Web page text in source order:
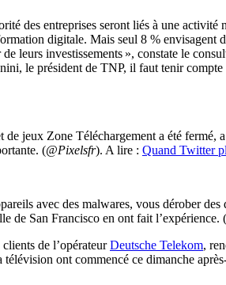
des entreprises seront liés à une activité
digitale. Mais seul 8 % envisagent
leurs investissements », constate le
le président de TNP, il faut tenir compte
jeux Zone Téléchargement a été fermé,
(@Pixelsfr). A lire : Quand Twitter
avec des malwares, vous dérober
de San Francisco en ont fait l’expérience. (
de l’opérateurDeutsche Telekom,
ont commencé ce dimanche